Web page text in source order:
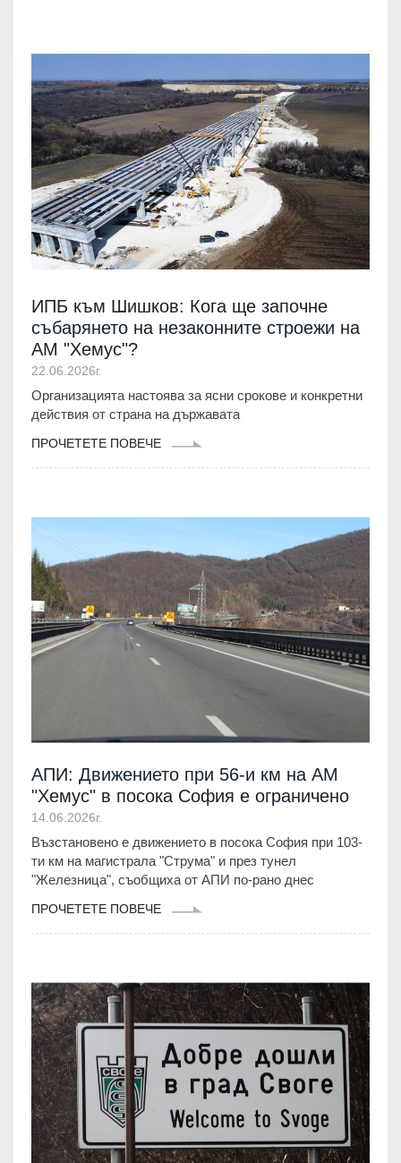
ИПБ към Шишков: Кога ще започне
събарянето на незаконните строежи на
АМ "Хемус"?
22.06.2026г.
Организацията настоява за ясни срокове и конкретни
действия от страна на държавата
ПРОЧЕТЕТЕ ПОВЕЧЕ
АПИ: Движението при 56-и км на АМ
"Хемус" в посока София е ограничено
14.06.2026г.
Възстановено е движението в посока София при 103-
ти км на магистрала "Струма" и през тунел
"Железница", съобщиха от АПИ по-рано днес
ПРОЧЕТЕТЕ ПОВЕЧЕ